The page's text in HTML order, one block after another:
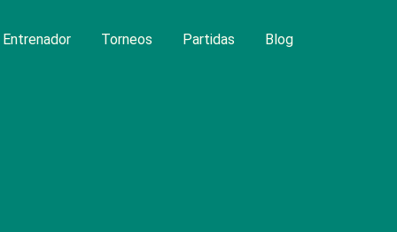
Entrenador Torneos Partidas Blog